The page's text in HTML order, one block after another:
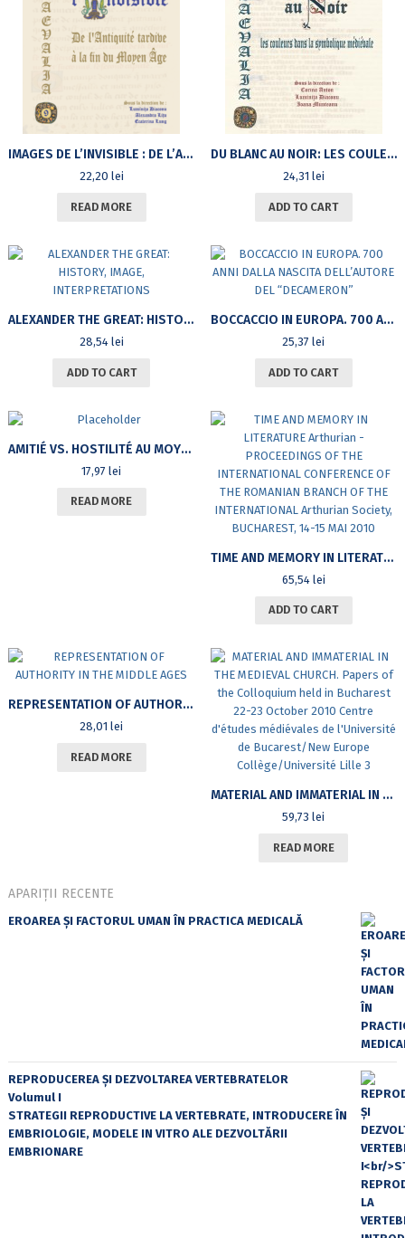
IMAGES DE L’INVISIBLE : DE L’ANTIQUITÉ TARDIVE À LA FIN DU MOYEN ÂGE
22,20 lei
READ MORE
DU BLANC AU NOIR: LES COULEURS DANS LA SYMBOLIQUE MÉDIÉVALE
24,31 lei
ADD TO CART
ALEXANDER THE GREAT: HISTORY, IMAGE, INTERPRETATIONS
28,54 lei
ADD TO CART
BOCCACCIO IN EUROPA. 700 ANNI DALLA NASCITA DELL’AUTORE DEL “DECAMERON”
25,37lei
ADD TO CART
AMITIÉ VS. HOSTILITÉ AU MOYEN ÂGE
17,97lei
READ MORE
TIME AND MEMORY IN LITERATURE ARTHURIAN – PROCEEDINGS OF THE INTERNATIONAL CONFERENCE OF THE ROMANIAN BRANCH OF THE INTERNATIONAL ARTHURIAN SOCIETY, BUCHAREST, 14-15 MAI 2010
65,54 lei
ADD TO CART
REPRESENTATION OF AUTHORITY IN THE MIDDLE AGES
28,01lei
READ MORE
MATERIAL AND IMMATERIAL IN THE MEDIEVAL CHURCH. PAPERS OF THE COLLOQUIUM HELD IN BUCHAREST 22-23 OCTOBER 2010 CENTRE D’ÉTUDES MÉDIÉVALES DE L’UNIVERSITÉ DE BUCAREST/NEW EUROPE COLLÈGE/UNIVERSITÉ LILLE 3
59,73lei
READ MORE
APARIȚII RECENTE
EROAREA ȘI FACTORUL UMAN ÎN PRACTICA MEDICALĂ
REPRODUCEREA ȘI DEZVOLTAREA VERTEBRATELOR
Volumul I
STRATEGII REPRODUCTIVE LA VERTEBRATE, INTRODUCERE ÎN
EMBRIOLOGIE, MODELE IN VITRO ALE DEZVOLTĂRII
EMBRIONARE